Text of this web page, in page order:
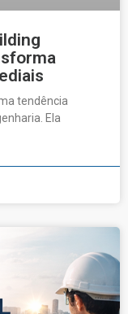
tendência
Ela